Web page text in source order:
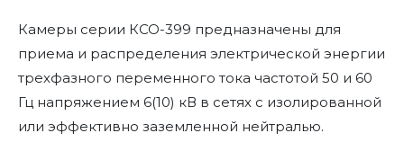
Камеры серии КСО-399 предназначены для
приема и распределения электрической энергии
трехфазного переменного тока частотой 50 и 60
Гц напряжением 6(10) кВ в сетях с изолированной
или эффективно заземленной нейтралью.